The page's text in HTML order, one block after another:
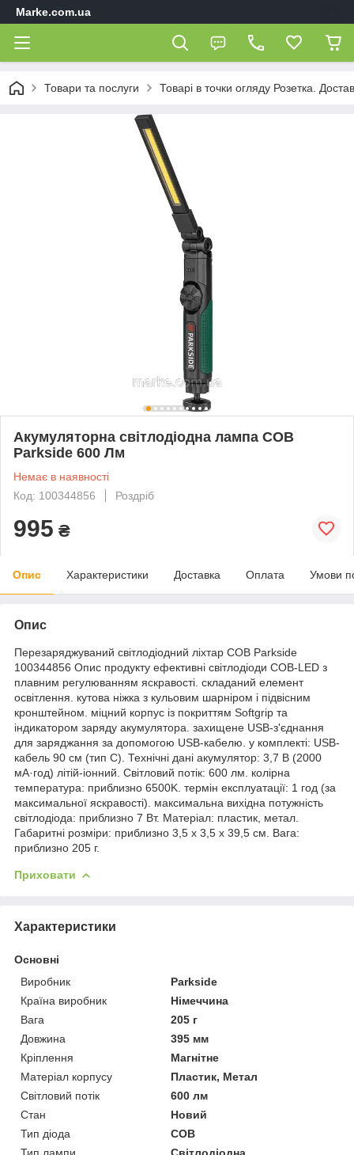
Marke.com.ua
Товари та послуги Товарі в точки огляду Розетка.
Акумуляторна світлодіодна лампа COB
Parkside 600 Лм
Немає в наявності
Код: 100344856
Роздріб
995 ₴
Опис Характеристики Доставка Оплата Умови
Опис
Перезаряджуваний світлодіодний ліхтар COB Parkside
100344856 Опис продукту ефективні світлодіоди COB-LED з
плавним регулюванням яскравості. складаний елемент
освітлення. кутова ніжка з кульовим шарніром і підвісним
кронштейном. міцний корпус із покриттям Softgrip та
індикатором заряду акумулятора. захищене USB-з'єднання
для заряджання за допомогою USB-кабелю. у комплекті: USB-
кабель 90 см (тип C). Технічні дані акумулятор: 3,7 В (2000
мА·год) літій-іонний. Світловий потік: 600 лм. колірна
температура: приблизно 6500K. термін експлуатації: 1 год (за
максимальної яскравості). максимальна вихідна потужність
світлодіода: приблизно 7 Вт. Матеріал: пластик, метал.
Габаритні розміри: приблизно 3,5 х 3,5 х 39,5 см. Вага:
приблизно 205 г.
Приховати
Характеристики
Основні
Виробник
Parkside
Країна виробник
Німеччина
Вага
205 г
Довжина
395 мм
Кріплення
Магнітне
Матеріал корпусу
Пластик, Метал
Світловий потік
600 лм
Стан
Новий
Тип діода
COB
Тип лампи
Світлодіодна